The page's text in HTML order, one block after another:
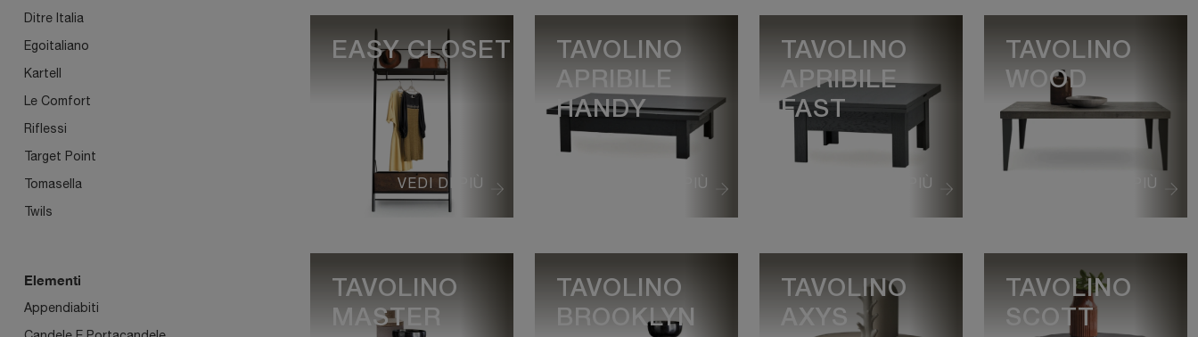
Ditre Italia
Egoitaliano
Kartell
Le Comfort
Riflessi
Target Point
Tomasella
Twils
Elementi
Appendiabiti
VEDI DI PIÙ
EASY CLOSET
VEDI DI PIÙ
TAVOLINO
APRIBILE
HANDY
VEDI DI PIÙ
TAVOLINO
APRIBILE
FAST
VEDI DI PIÙ
TAVOLINO
WOOD
TAVOLINO
MASTER
TAVOLINO
BROOKLYN
TAVOLINO
AXYS
TAVOLINO
SCOTT